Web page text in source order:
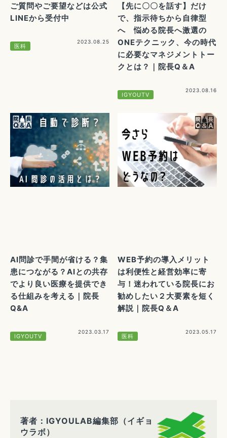
ご質問やご要望などは公式
LINEから受付中
医科
2023.08.25
【先に〇〇を話す】だけ
で、指示待ちから自律型
へ 悩める院長へ激選の
ONEテクニック、今の時代
に必要なマネジメントトー
クとは？｜院長Q＆A
IGYOUTV
2023.08.16
AI問診で手間が省ける？集
患につながる？AIとの共存
でより良い医療を提供でき
る仕組みを考える｜院長
Q&A
IGYOUTV
2023.03.17
WEB予約の導入メリット
は利便性と経営効率に寄
与！迷われている院長にお
勧めしたい２大要素を短く
解説｜院長Q＆A
医科
2023.05.17
著者：IGYOULAB編集部（イギョ
ウラボ）